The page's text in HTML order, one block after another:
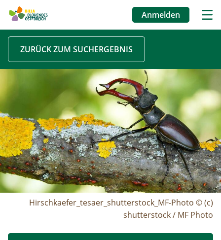
Direkt
zum
Inhalt
Benutzermenü
Anmelden
ZURÜCK ZUM SUCHERGEBNIS
Hirschkaefer_tesaer_shutterstock_MF-Photo © (c)
shutterstock / MF Photo